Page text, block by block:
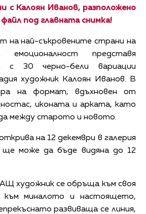
с Калоян Иванов, разположено
файл под главната снимка!
на най-съкровените страни на
емоционалност представя
с 30 черно-бели вариации
художник Калоян Иванов. В
на формат, вдъхновен от
иконата и арката, като
между старото и новото.
на 12 декември в галерия
ще може да бъде видяна до 12
художник се обръща към своя
към миналото и настоящето,
развиваща се линия,